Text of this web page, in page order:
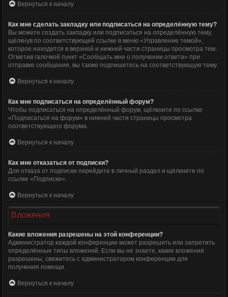
Вернуться к началу
Как мне сделать закладку или подписаться на определённую тему?
Вы можете создать закладку или подписаться на определённую тему,
щёлкнув по соответствующей ссылке в меню «Управление темой»,
которое находится в верхней и нижней части страницы просмотра тем.
Отметив галочкой пункт «Сообщать мне о получении ответа» при
отправке сообщения, вы также подпишетесь на соответствующую тему.
Вернуться к началу
Как мне подписаться на определённый форум?
Чтобы подписаться на определённый форум, щёлкните по ссылке
«Подписаться на форум» в нижней части страницы просмотра
соответствующего форума.
Вернуться к началу
Как мне отказаться от подписки?
Для отказа от подписки перейдите в личный раздел и щёлкните по
ссылке «Подписки».
Вернуться к началу
Вложения
Какие вложения разрешены на этой конференции?
Администратор каждой конференции может разрешить или запретить
определённые типы вложений. Если вы не знаете, какие вложения
разрешены, свяжитесь с администратором конференции для
получения помощи.
Вернуться к началу